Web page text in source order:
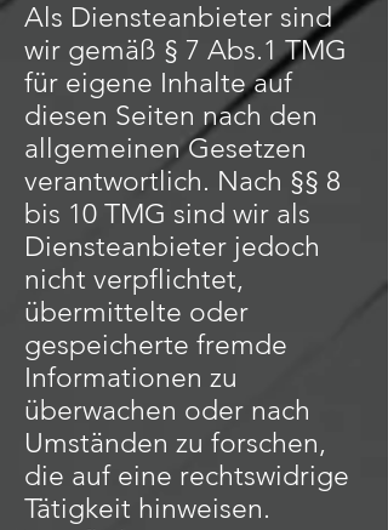
Als Diensteanbieter sind
wir gemäß § 7 Abs.1 TMG
für eigene Inhalte auf
diesen Seiten nach den
allgemeinen Gesetzen
verantwortlich. Nach §§ 8
bis 10 TMG sind wir als
Diensteanbieter jedoch
nicht verpflichtet,
übermittelte oder
gespeicherte fremde
Informationen zu
überwachen oder nach
Umständen zu forschen,
die auf eine rechtswidrige
Tätigkeit hinweisen.